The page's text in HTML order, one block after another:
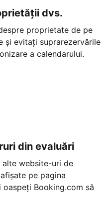
dvs.
proprietate de pe
și evitați suprarezervările
a calendarului.
din evaluări
alte website-uri de
pe pagina
Booking.com să